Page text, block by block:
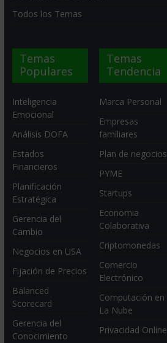
Todos los Temas
Temas
Populares
Inteligencia
Emocional
Análisis DOFA
Estados
Financieros
Planificación
Estratégica
Gerencia del
Cambio
Negocios en USA
Fijación de Precios
Balanced
Scorecard
Gerencia del
Conocimiento
Temas
Tendencia
Marca Personal
Empresas
familiares
Plan de negocios
PYME
Startups
Economia
Colaborativa
Criptomonedas
Comercio
Electrónico
Computación en
La Nube
Privacidad Online